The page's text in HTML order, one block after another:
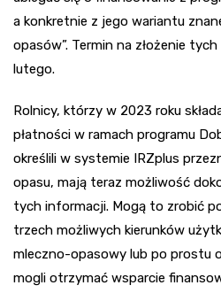
a konkretnie z jego wariantu
opasów”. Termin na złożenie
lutego.
Rolnicy, którzy w 2023 roku
płatności w ramach programu
określili w systemie IRZplus
opasu, mają teraz możliwość
tych informacji. Mogą to zrobić
trzech możliwych kierunków
mleczno-opasowy lub po prostu
mogli otrzymać wsparcie